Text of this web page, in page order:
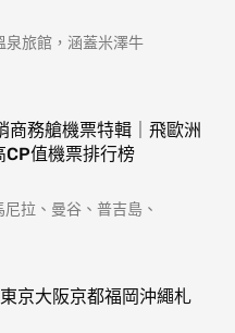
泉旅館，涵蓋米澤牛
商務艙機票特輯｜飛歐洲
CP值機票排行榜
拉、曼谷、普吉島、
京大阪京都福岡沖繩札